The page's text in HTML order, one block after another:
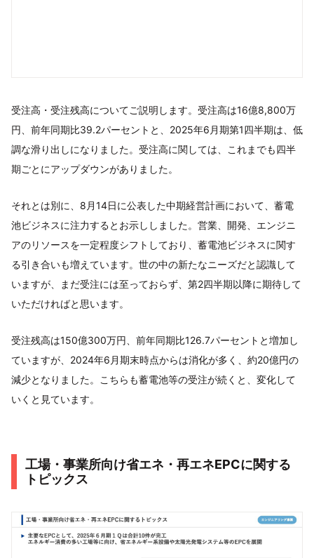
受注高・受注残高についてご説明します。受注高は16億8,800万
円、前年同期比39.2パーセントと、2025年6月期第1四半期は、低
調な滑り出しになりました。受注高に関しては、これまでも四半
期ごとにアップダウンがありました。
それとは別に、8月14日に公表した中期経営計画において、蓄電
池ビジネスに注力するとお示ししました。営業、開発、エンジニ
アのリソースを一定程度シフトしており、蓄電池ビジネスに関す
る引き合いも増えています。世の中の新たなニーズだと認識して
いますが、まだ受注には至っておらず、第2四半期以降に期待して
いただければと思います。
受注残高は150億300万円、前年同期比126.7パーセントと増加し
ていますが、2024年6月期末時点からは消化が多く、約20億円の
減少となりました。こちらも蓄電池等の受注が続くと、変化して
いくと見ています。
工場・事業所向け省エネ・再エネEPCに関する
トピックス